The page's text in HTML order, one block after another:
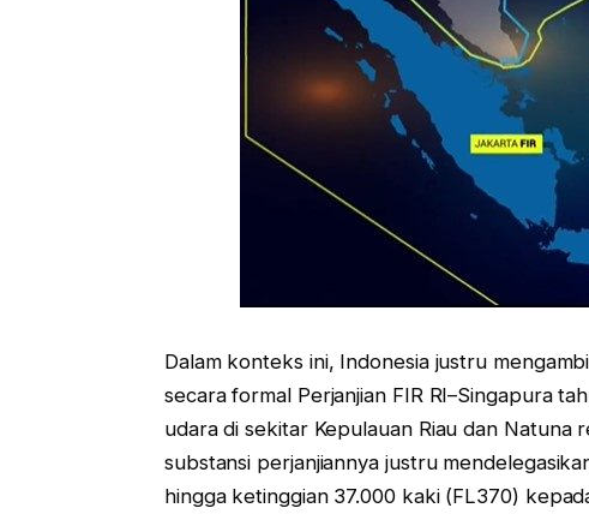
Dalam konteks ini, Indonesia justru
secara formal Perjanjian FIR RI–Singapura
udara di sekitar Kepulauan Riau dan Natuna
substansi perjanjiannya justru
hingga ketinggian 37.000 kaki (FL370)